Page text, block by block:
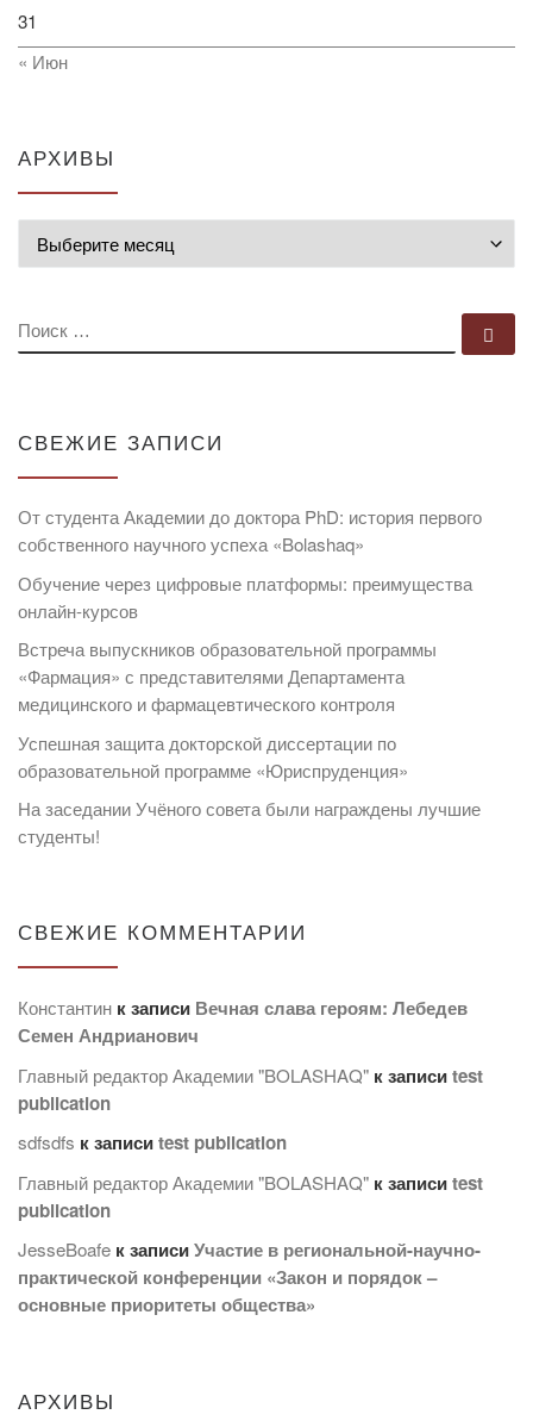
31
« Июн
АРХИВЫ
ПОИСК
СВЕЖИЕ ЗАПИСИ
От студента Академии до доктора PhD: история первого
собственного научного успеха «Bolashaq»
Обучение через цифровые платформы: преимущества
онлайн-курсов
Встреча выпускников образовательной программы
«Фармация» с представителями Департамента
медицинского и фармацевтического контроля
Успешная защита докторской диссертации по
образовательной программе «Юриспруденция»
На заседании Учёного совета были награждены лучшие
студенты!
СВЕЖИЕ КОММЕНТАРИИ
Константин к записи Вечная слава героям: Лебедев
Семен Андрианович
Главный редактор Академии "BOLASHAQ" к записиtest
publication
sdfsdfs к записиtest publication
Главный редактор Академии "BOLASHAQ" к записиtest
publication
JesseBoafe к записиУчастие в региональной-научно-
практической конференции «Закон и порядок –
основные приоритеты общества»
АРХИВЫ